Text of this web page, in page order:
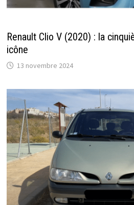
Renault Clio V (2020) : la
icône
13 novembre 2024